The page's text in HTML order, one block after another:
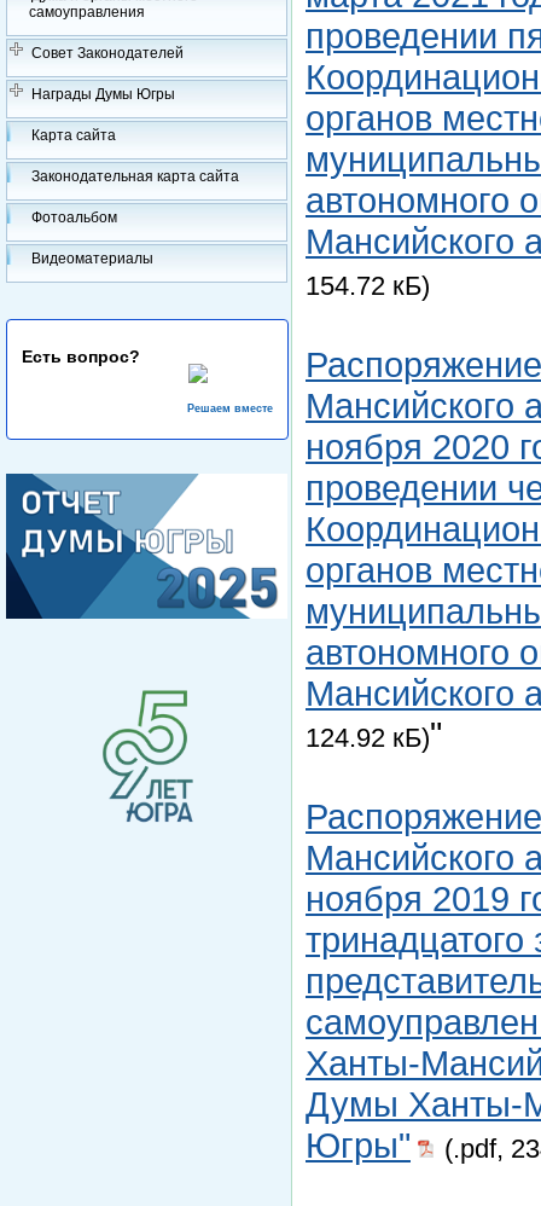
самоуправления
Совет Законодателей
Награды Думы Югры
Карта сайта
Законодательная карта сайта
Фотоальбом
Видеоматериалы
Есть вопрос?
Решаем вместе
проведении
органов
автономного
Мансийского
154.72 кБ)
Мансийского
ноября 2020
проведении
органов
автономного
Мансийского
124.92 кБ)"
Мансийского
ноября 2019
Ханты-
Думы Ханты-
Югры"
(.pdf,